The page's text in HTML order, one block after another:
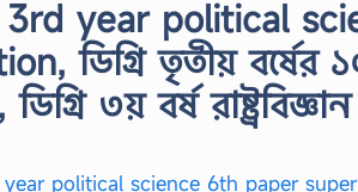
year political
ডিগ্রি তৃতীয় বর্ষের
৩য় বর্ষ